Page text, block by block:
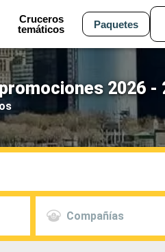
Cruceros
temáticos
Paquetes
2026 -
Compañías